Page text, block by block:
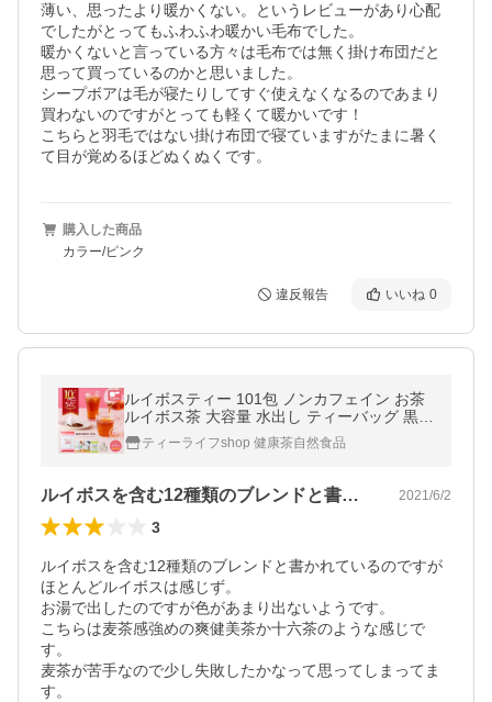
薄い、思ったより暖かくない。というレビューがあり心配
でしたがとってもふわふわ暖かい毛布でした。
暖かくないと言っている方々は毛布では無く掛け布団だと
思って買っているのかと思いました。
シープボアは毛が寝たりしてすぐ使えなくなるのであまり
買わないのですがとっても軽くて暖かいです！
こちらと羽毛ではない掛け布団で寝ていますがたまに暑く
て目が覚めるほどぬくぬくです。
購入した商品
カラー/ピンク
違反報告 いいね 0
ルイボスティー 101包 ノンカフェイン お茶
ルイボス茶 大容量 水出し ティーバッグ 黒豆
茶 100包 グリーンルイボスティー 50包 100
0円ポッキリ ティーライフ
ティーライフshop 健康茶自然食品
ルイボスを含む12種類のブレンドと書か… 2021/6/2
3
ルイボスを含む12種類のブレンドと書かれているのですが
ほとんどルイボスは感じず。
お湯で出したのですが色があまり出ないようです。
こちらは麦茶感強めの爽健美茶か十六茶のような感じで
す。
麦茶が苦手なので少し失敗したかなって思ってしまってま
す。